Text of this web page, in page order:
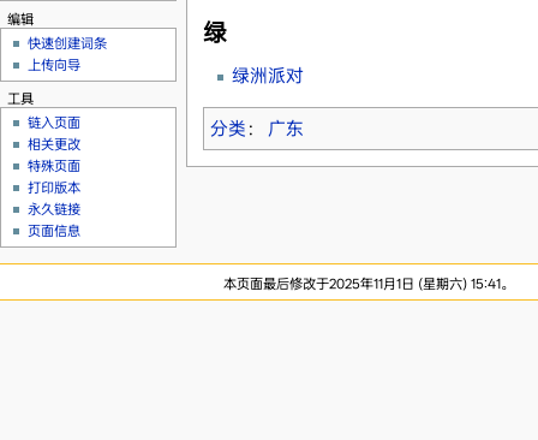
绿
绿洲派对
分类 ： 广东
编辑
快速创建词条
上传向导
工具
链入页面
相关更改
特殊页面
打印版本
永久链接
页面信息
本页面最后修改于2025年11月1日 (星期六) 15:41。